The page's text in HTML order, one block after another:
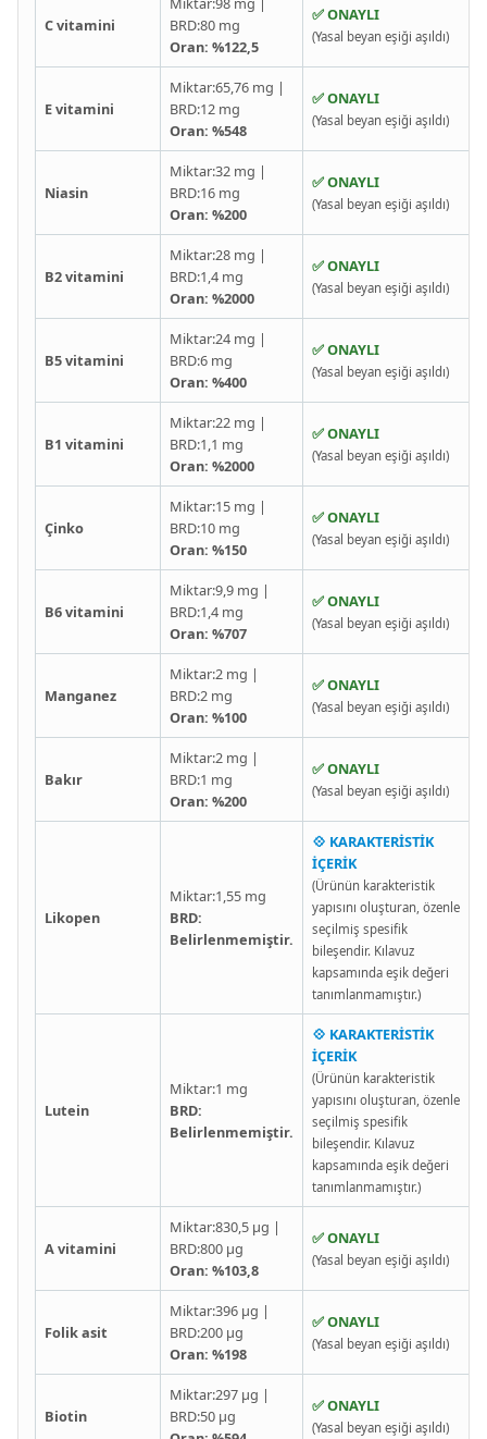
C vitamini
BRD:80 mg
Oran: %122,5
✅ ONAYLI
(Yasal beyan eşiği aşıldı)
E vitamini
Miktar:65,76 mg |
BRD:12 mg
Oran: %548
✅ ONAYLI
(Yasal beyan eşiği aşıldı)
Niasin
Miktar:32 mg |
BRD:16 mg
Oran: %200
✅ ONAYLI
(Yasal beyan eşiği aşıldı)
B2 vitamini
Miktar:28 mg |
BRD:1,4 mg
Oran: %2000
✅ ONAYLI
(Yasal beyan eşiği aşıldı)
B5 vitamini
Miktar:24 mg |
BRD:6 mg
Oran: %400
✅ ONAYLI
(Yasal beyan eşiği aşıldı)
B1 vitamini
Miktar:22 mg |
BRD:1,1 mg
Oran: %2000
✅ ONAYLI
(Yasal beyan eşiği aşıldı)
Çinko
Miktar:15 mg |
BRD:10 mg
Oran: %150
✅ ONAYLI
(Yasal beyan eşiği aşıldı)
B6 vitamini
Miktar:9,9 mg |
BRD:1,4 mg
Oran: %707
✅ ONAYLI
(Yasal beyan eşiği aşıldı)
Manganez
Miktar:2 mg |
BRD:2 mg
Oran: %100
✅ ONAYLI
(Yasal beyan eşiği aşıldı)
Bakır
Miktar:2 mg |
BRD:1 mg
Oran: %200
✅ ONAYLI
(Yasal beyan eşiği aşıldı)
Likopen
Miktar:1,55 mg
BRD:
Belirlenmemiştir.
💠 KARAKTERİSTİK
İÇERİK
(Ürünün karakteristik
yapısını oluşturan, özenle
seçilmiş spesifik
bileşendir. Kılavuz
kapsamında eşik değeri
tanımlanmamıştır.)
Lutein
Miktar:1 mg
BRD:
Belirlenmemiştir.
💠 KARAKTERİSTİK
İÇERİK
(Ürünün karakteristik
yapısını oluşturan, özenle
seçilmiş spesifik
bileşendir. Kılavuz
kapsamında eşik değeri
tanımlanmamıştır.)
A vitamini
Miktar:830,5 µg |
BRD:800 µg
Oran: %103,8
✅ ONAYLI
(Yasal beyan eşiği aşıldı)
Folik asit
Miktar:396 µg |
BRD:200 µg
Oran: %198
✅ ONAYLI
(Yasal beyan eşiği aşıldı)
Biotin
Miktar:297 µg |
BRD:50 µg
✅ ONAYLI
(Yasal beyan eşiği aşıldı)